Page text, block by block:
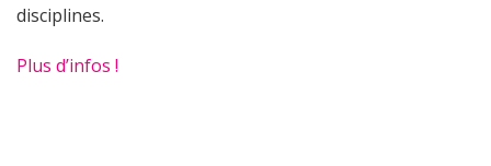
disciplines.
Plus d’infos !